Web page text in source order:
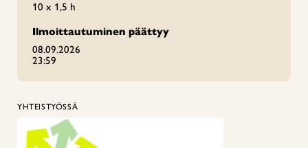
10 x 1,5 h
Ilmoittautuminen päättyy
08.09.2026
23:59
YHTEISTYÖSSÄ